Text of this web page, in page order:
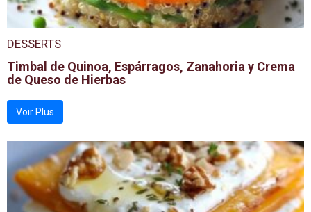
DESSERTS
Timbal de Quinoa, Espárragos, Zanahoria y Crema
de Queso de Hierbas
Voir Plus